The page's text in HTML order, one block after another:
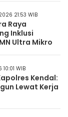
21:53 WIB
Raya
Inklusi
Ultra Mikro
WIB
Kendal:
Lewat Kerja